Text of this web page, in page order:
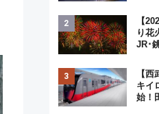
ジ
【
り花
JR･
く
を満
【
キイ
始！